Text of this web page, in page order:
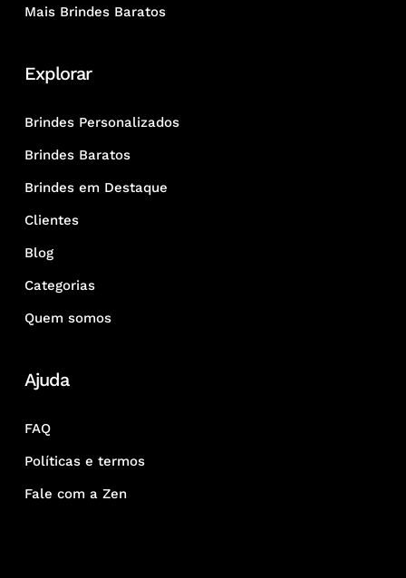
Mais Brindes Baratos
Explorar
Brindes Personalizados
Brindes Baratos
Brindes em Destaque
Clientes
Blog
Categorias
Quem somos
Ajuda
FAQ
Políticas e termos
Fale com a Zen